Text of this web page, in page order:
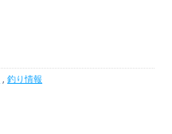
,釣り情報